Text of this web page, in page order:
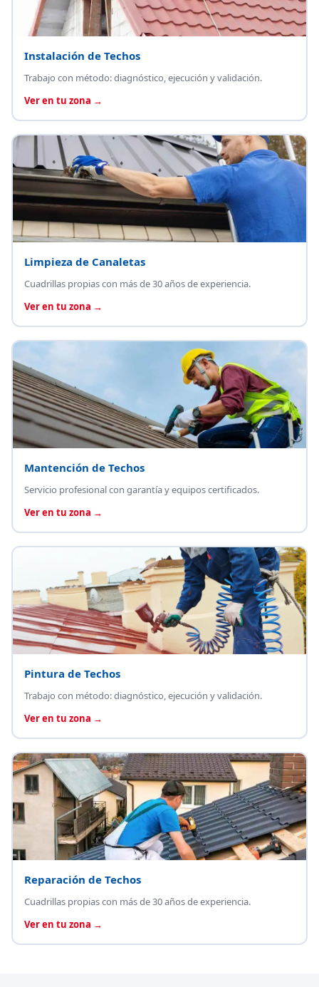
Instalación de Techos
Trabajo con método: diagnóstico, ejecución y validación.
Ver en tu zona →
Limpieza de Canaletas
Cuadrillas propias con más de 30 años de experiencia.
Ver en tu zona →
Mantención de Techos
Servicio profesional con garantía y equipos certificados.
Ver en tu zona →
Pintura de Techos
Trabajo con método: diagnóstico, ejecución y validación.
Ver en tu zona →
Reparación de Techos
Cuadrillas propias con más de 30 años de experiencia.
Ver en tu zona →